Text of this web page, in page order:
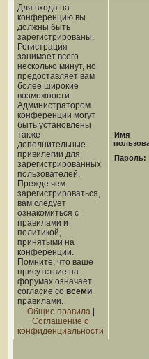
Для входа на
конференцию вы
должны быть
зарегистрированы.
Регистрация
занимает всего
несколько минут, но
предоставляет вам
более широкие
возможности.
Администратором
конференции могут
быть установлены
также
дополнительные
привилегии для
зарегистрированных
пользователей.
Прежде чем
зарегистрироваться,
вам следует
ознакомиться с
правилами и
политикой,
принятыми на
конференции.
Помните, что ваше
присутствие на
форумах означает
согласие со всеми
правилами.
Общие правила|
Соглашение о
конфиденциальности
Имя
Пароль: